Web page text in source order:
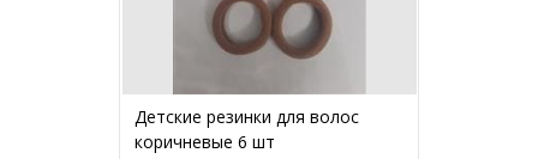
Детские резинки для волос
коричневые 6 шт